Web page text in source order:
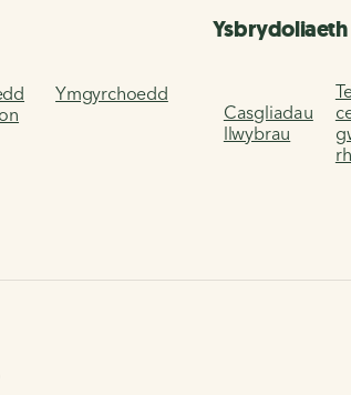
Ymgyrchoedd
Ysbrydoliaeth
Casgliadau
llwybrau